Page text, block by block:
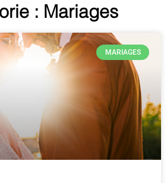
: Mariages
MARIAGES